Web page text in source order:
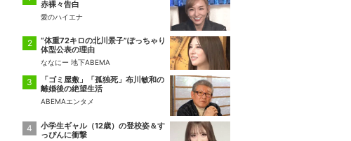
赤裸々告白
愛のハイエナ
“体重72キロの北川景子”ぽっちゃり
体型公表の理由
ななにー 地下ABEMA
「ゴミ屋敷」「孤独死」布川敏和の
離婚後の絶望生活
ABEMAエンタメ
小学生ギャル（12歳）の登校姿＆す
っぴんに衝撃